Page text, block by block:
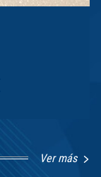
Ver más